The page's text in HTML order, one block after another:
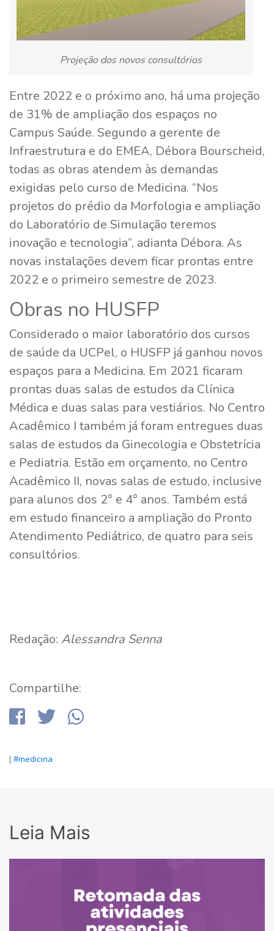
Projeção dos novos consultórios
Entre 2022 e o próximo ano, há uma projeção
de 31% de ampliação dos espaços no
Campus Saúde. Segundo a gerente de
Infraestrutura e do EMEA, Débora Bourscheid,
todas as obras atendem às demandas
exigidas pelo curso de Medicina. “Nos
projetos do prédio da Morfologia e ampliação
do Laboratório de Simulação teremos
inovação e tecnologia”, adianta Débora. As
novas instalações devem ficar prontas entre
2022 e o primeiro semestre de 2023.
Obras no HUSFP
Considerado o maior laboratório dos cursos
de saúde da UCPel, o HUSFP já ganhou novos
espaços para a Medicina. Em 2021 ficaram
prontas duas salas de estudos da Clínica
Médica e duas salas para vestiários. No Centro
Acadêmico I também já foram entregues duas
salas de estudos da Ginecologia e Obstetrícia
e Pediatria. Estão em orçamento, no Centro
Acadêmico II, novas salas de estudo, inclusive
para alunos dos 2° e 4° anos. Também está
em estudo financeiro a ampliação do Pronto
Atendimento Pediátrico, de quatro para seis
consultórios.
Redação: Alessandra Senna
Compartilhe:
| #medicina
Leia Mais